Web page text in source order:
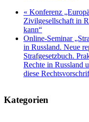
« Konferenz
Zivilgesellschaft in
kann“
Online-Seminar
in Russland. Neue
Strafgesetzbuch.
Rechte in Russland
diese
Kategorien